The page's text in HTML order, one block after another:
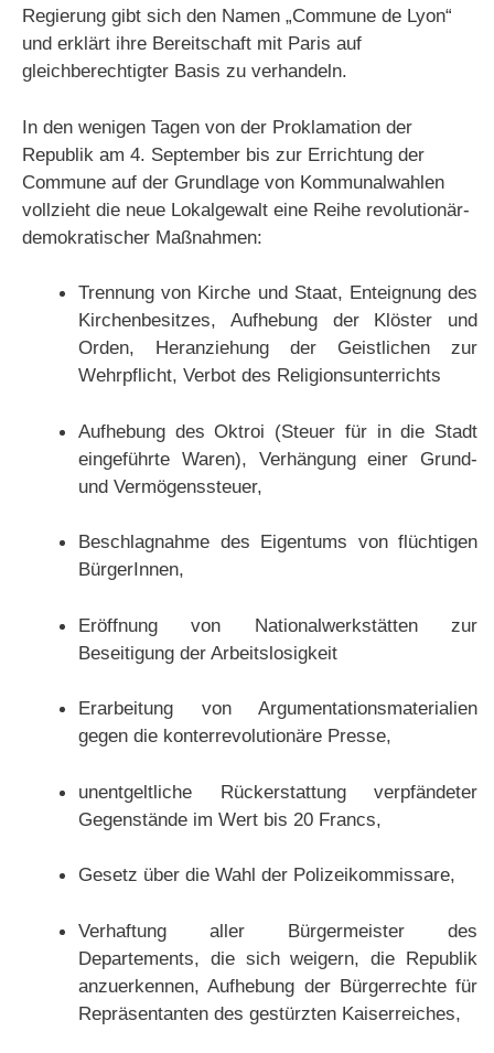
Regierung gibt sich den Namen „Commune de Lyon“
und erklärt ihre Bereitschaft mit Paris auf
gleichberechtigter Basis zu verhandeln.
In den wenigen Tagen von der Proklamation der
Republik am 4. September bis zur Errichtung der
Commune auf der Grundlage von Kommunalwahlen
vollzieht die neue Lokalgewalt eine Reihe revolutionär-
demokratischer Maßnahmen:
Trennung von Kirche und Staat, Enteignung des
Kirchenbesitzes, Aufhebung der Klöster und
Orden, Heranziehung der Geistlichen zur
Wehrpflicht, Verbot des Religionsunterrichts
Aufhebung des Oktroi (Steuer für in die Stadt
eingeführte Waren), Verhängung einer Grund-
und Vermögenssteuer,
Beschlagnahme des Eigentums von flüchtigen
BürgerInnen,
Eröffnung von Nationalwerkstätten zur
Beseitigung der Arbeitslosigkeit
Erarbeitung von Argumentationsmaterialien
gegen die konterrevolutionäre Presse,
unentgeltliche Rückerstattung verpfändeter
Gegenstände im Wert bis 20 Francs,
Gesetz über die Wahl der Polizeikommissare,
Verhaftung aller Bürgermeister des
Departements, die sich weigern, die Republik
anzuerkennen, Aufhebung der Bürgerrechte für
Repräsentanten des gestürzten Kaiserreiches,